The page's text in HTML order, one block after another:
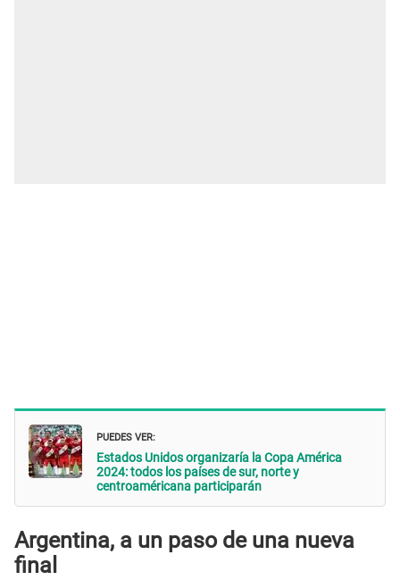
PUEDES VER:
Estados Unidos organizaría la Copa América
2024: todos los países de sur, norte y
centroaméricana participarán
Argentina, a un paso de una nueva
final